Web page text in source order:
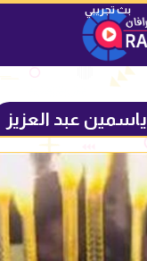
ياسمين عبد العزيز